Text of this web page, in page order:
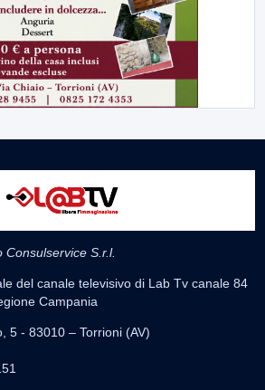
S.r.l.
del canale televisivo di Lab Tv canale 84
Campania
5 - 83010 – Torrioni (AV)